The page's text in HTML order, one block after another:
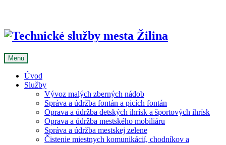
Menu
Úvod
Služby
Vývoz malých zberných nádob
Správa a údržba fontán a picích fontán
Oprava a údržba detských ihrísk a športových ihrísk
Oprava a údržba mestského mobiliáru
Správa a údržba mestskej zelene
Čistenie miestnych komunikácií, chodníkov a